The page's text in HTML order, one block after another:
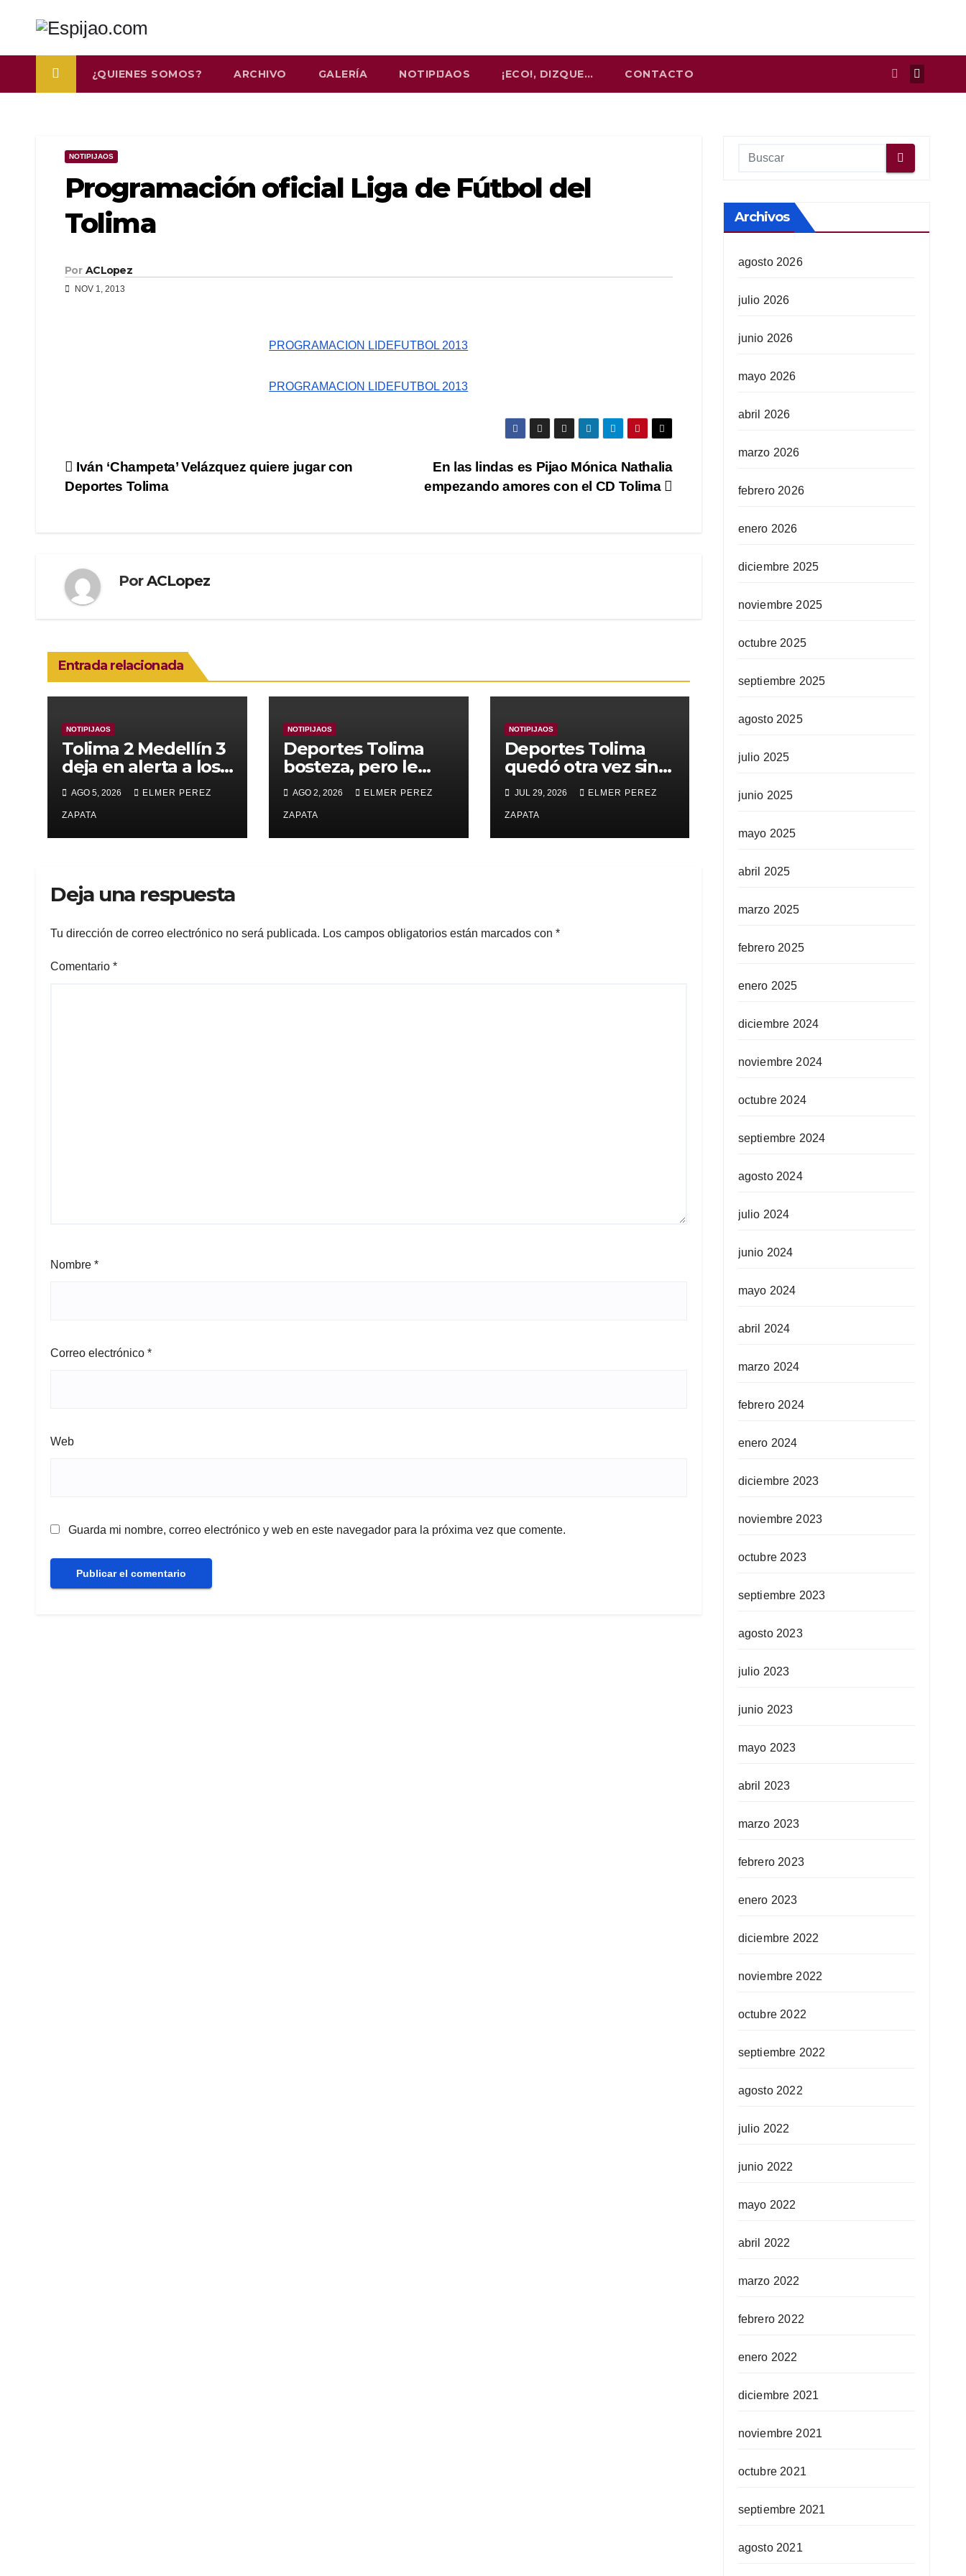
contenido
¿QUIENES SOMOS? ARCHIVO GALERÍA NOTIPIJAOS ¡ECO!, DIZQUE… CONTACTO
NOTIPIJAOS
Programación oficial Liga de Fútbol del
Tolima
Por ACLopez
NOV 1, 2013
PROGRAMACION LIDEFUTBOL 2013
PROGRAMACION LIDEFUTBOL 2013
Navegación
de
En las lindas es Pijao Mónica Nathalia
empezando amores con el CD Tolima
Iván ‘Champeta’ Velázquez quiere jugar con
Deportes Tolima
PorACLopez
Entrada relacionada
NOTIPIJAOS
Tolima 2 Medellín 3
deja en alerta a los
pijaos por su fútbol
irregular
AGO 5, 2026 ELMER PEREZ
ZAPATA
NOTIPIJAOS
Deportes Tolima
bosteza, pero le
alcanza para
superar a Alianza
Valledupar 2 A 1
AGO 2, 2026 ELMER PEREZ
ZAPATA
NOTIPIJAOS
Deportes Tolima
quedó otra vez sin
Copa
JUL 29, 2026 ELMER PEREZ
ZAPATA
Deja una respuesta
Tu dirección de correo electrónico no será publicada. Los campos obligatorios están marcados con *
Comentario *
Nombre *
Correo electrónico *
Web
Guarda mi nombre, correo electrónico y web en este navegador para la próxima vez que comente.
Archivos
agosto 2026
julio 2026
junio 2026
mayo 2026
abril 2026
marzo 2026
febrero 2026
enero 2026
diciembre 2025
noviembre 2025
octubre 2025
septiembre 2025
agosto 2025
julio 2025
junio 2025
mayo 2025
abril 2025
marzo 2025
febrero 2025
enero 2025
diciembre 2024
noviembre 2024
octubre 2024
septiembre 2024
agosto 2024
julio 2024
junio 2024
mayo 2024
abril 2024
marzo 2024
febrero 2024
enero 2024
diciembre 2023
noviembre 2023
octubre 2023
septiembre 2023
agosto 2023
julio 2023
junio 2023
mayo 2023
abril 2023
marzo 2023
febrero 2023
enero 2023
diciembre 2022
noviembre 2022
octubre 2022
septiembre 2022
agosto 2022
julio 2022
junio 2022
mayo 2022
abril 2022
marzo 2022
febrero 2022
enero 2022
diciembre 2021
noviembre 2021
octubre 2021
septiembre 2021
agosto 2021